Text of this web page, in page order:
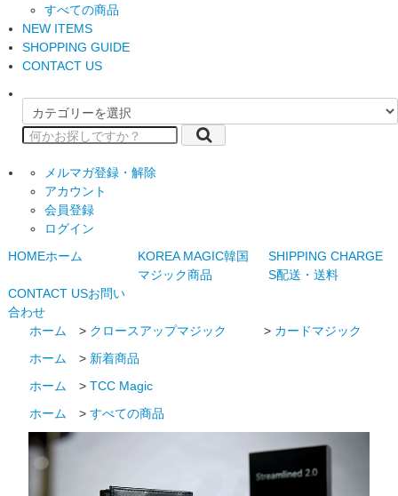
すべての商品
NEW ITEMS
SHOPPING GUIDE
CONTACT US
メルマガ登録・解除
アカウント
会員登録
ログイン
HOMEホーム KOREA MAGIC韓国
マジック商品
SHIPPING CHARGE
S配送・送料
CONTACT USお問い
合わせ
ホーム
> クロースアップマジック > カードマジック
ホーム
> 新着商品
ホーム
>TCC Magic
ホーム
>すべての商品